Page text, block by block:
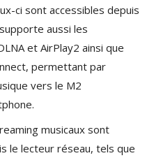
ci sont accessibles depuis
aussi les
et AirPlay2 ainsi que
permettant par
vers le M2
musicaux sont
le lecteur réseau, tels que